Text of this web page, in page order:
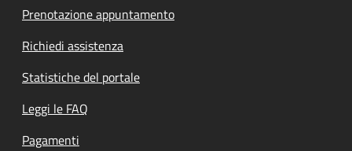
Prenotazione appuntamento
Richiedi assistenza
Statistiche del portale
Leggi le FAQ
Pagamenti